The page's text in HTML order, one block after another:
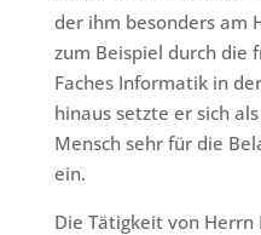
der ihm besonders am
zum Beispiel durch die
Faches Informatik in
hinaus setzte er sich
Mensch sehr für die
ein.
Die Tätigkeit von